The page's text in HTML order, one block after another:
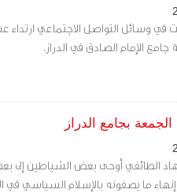
وسائل التواصل الاجتماعي ارتداء
الإمام الصادق في الدراز.
بجامع الدراز
الطائفي أوحى بعض الشياطين إلى
ما يصفونه بالإسلام السياسي